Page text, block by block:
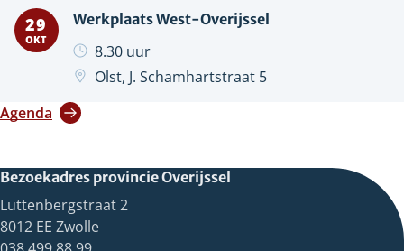
Werkplaats West-Overijssel
29
Oktober
OKT
8.30 uur
Locatie:
Olst, J. Schamhartstraat 5
Agenda
Bezoekadres provincie Overijssel
Luttenbergstraat 2
8012 EE Zwolle